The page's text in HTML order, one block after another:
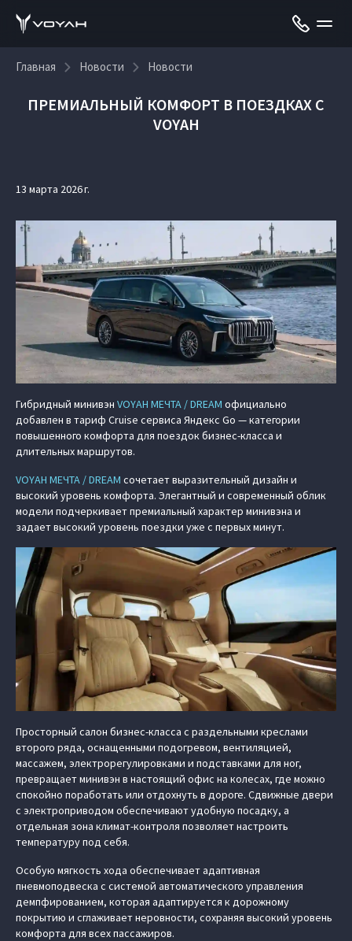
Главная Новости Новости
ПРЕМИАЛЬНЫЙ КОМФОРТ В ПОЕЗДКАХ С
VOYAH
13 марта 2026 г.
Гибридный минивэн VOYAH МЕЧТА / DREAM официально
добавлен в тариф Cruise сервиса Яндекс Go — категории
повышенного комфорта для поездок бизнес-класса и
длительных маршрутов.
VOYAH МЕЧТА / DREAM сочетает выразительный дизайн и
высокий уровень комфорта. Элегантный и современный облик
модели подчеркивает премиальный характер минивэна и
задает высокий уровень поездки уже с первых минут.
Просторный салон бизнес-класса с раздельными креслами
второго ряда, оснащенными подогревом, вентиляцией,
массажем, электрорегулировками и подставками для ног,
превращает минивэн в настоящий офис на колесах, где можно
спокойно поработать или отдохнуть в дороге. Сдвижные двери
с электроприводом обеспечивают удобную посадку, а
отдельная зона климат-контроля позволяет настроить
температуру под себя.
Особую мягкость хода обеспечивает адаптивная
пневмоподвеска с системой автоматического управления
демпфированием, которая адаптируется к дорожному
покрытию и сглаживает неровности, сохраняя высокий уровень
комфорта для всех пассажиров.